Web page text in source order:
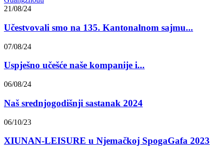
21/08/24
Učestvovali smo na 135. Kantonalnom sajmu...
07/08/24
Uspješno učešće naše kompanije i...
06/08/24
Naš srednjogodišnji sastanak 2024
06/10/23
XIUNAN-LEISURE u Njemačkoj SpogaGafa 2023